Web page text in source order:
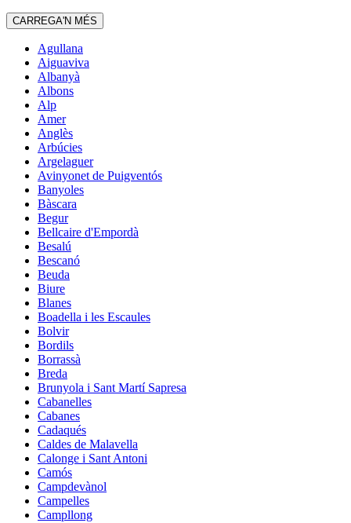
CARREGA'N MÉS
Agullana
Aiguaviva
Albanyà
Albons
Alp
Amer
Anglès
Arbúcies
Argelaguer
Avinyonet de Puigventós
Banyoles
Bàscara
Begur
Bellcaire d'Empordà
Besalú
Bescanó
Beuda
Biure
Blanes
Boadella i les Escaules
Bolvir
Bordils
Borrassà
Breda
Brunyola i Sant Martí Sapresa
Cabanelles
Cabanes
Cadaqués
Caldes de Malavella
Calonge i Sant Antoni
Camós
Campdevànol
Campelles
Campllong